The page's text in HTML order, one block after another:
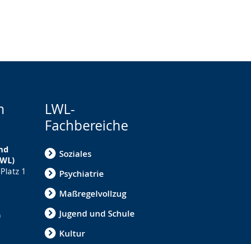
1
LWL-
Fachbereiche
Soziales
Psychiatrie
Maßregelvollzug
Jugend und Schule
Kultur